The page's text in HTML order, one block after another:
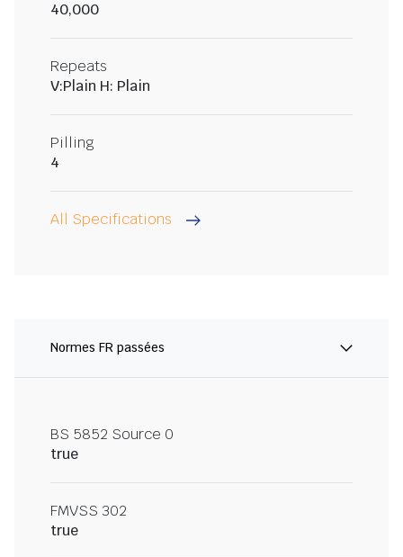
40,000
Repeats
V:Plain H: Plain
Pilling
4
All Specifications
Normes FR passées
BS 5852 Source 0
true
FMVSS 302
true